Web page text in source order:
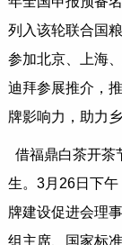
列入该轮联合国
参加北京、上海
迪拜参展推介，
牌影响力，助力乡
借福鼎白茶开茶
生。3月26日下
牌建设促进会理
组主席、国家标